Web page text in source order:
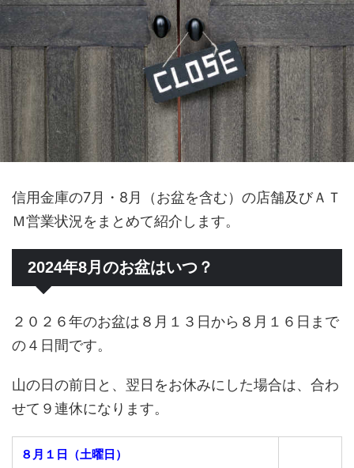
信用金庫の7月・8月（お盆を含む）の店舗及びＡＴ
Ｍ営業状況をまとめて紹介します。
2024年8月のお盆はいつ？
２０２６年のお盆は８月１３日から８月１６日まで
の４日間です。
山の日の前日と、翌日をお休みにした場合は、合わ
せて９連休になります。
８月１日（土曜日）